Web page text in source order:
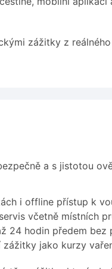
zážitky z
a s jistotou
i offline přístup k
včetně místních
24 hodin předem bez
jako kurzy